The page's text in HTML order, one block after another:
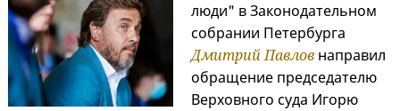
люди" в Законодательном
собрании Петербурга
Дмитрий Павловнаправил
обращение председателю
Верховного суда Игорю